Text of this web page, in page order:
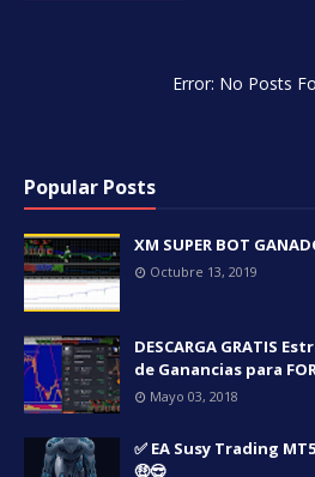
Error: No Posts
Popular Posts
XM SUPER BOT
Octubre 13, 2019
DESCARGA GRATIS
de Ganancias para
Mayo 03, 2018
✅ EA Susy Trading
🤑😎